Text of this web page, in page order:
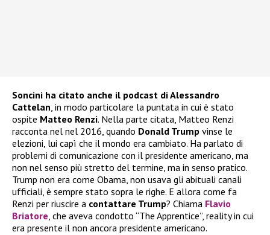
Soncini ha citato anche il podcast di Alessandro
Cattelan, in modo particolare la puntata in cui è stato
ospite Matteo Renzi. Nella parte citata, Matteo Renzi
racconta nel nel 2016, quando Donald Trump vinse le
elezioni, lui capì che il mondo era cambiato. Ha parlato di
problemi di comunicazione con il presidente americano, ma
non nel senso più stretto del termine, ma in senso pratico.
Trump non era come Obama, non usava gli abituali canali
ufficiali, è sempre stato sopra le righe. E allora come fa
Renzi per riuscire a contattare Trump? Chiama Flavio
Briatore, che aveva condotto “The Apprentice”, reality in cui
era presente il non ancora presidente americano.